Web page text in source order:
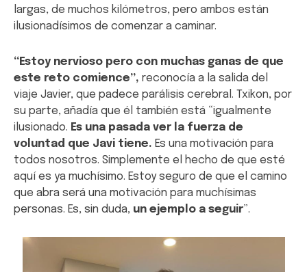
largas, de muchos kilómetros, pero ambos están
ilusionadísimos de comenzar a caminar.
“Estoy nervioso pero con muchas ganas de que
este reto comience”, reconocía a la salida del
viaje Javier, que padece parálisis cerebral. Txikon, por
su parte, añadía que él también está “igualmente
ilusionado. Es una pasada ver la fuerza de
voluntad que Javi tiene. Es una motivación para
todos nosotros. Simplemente el hecho de que esté
aquí es ya muchísimo. Estoy seguro de que el camino
que abra será una motivación para muchísimas
personas. Es, sin duda, un ejemplo a seguir”.